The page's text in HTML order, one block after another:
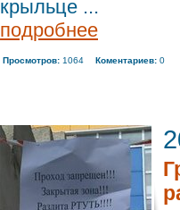
крыльце ...
подробнее
Просмотров: 1064 Коментариев: 0